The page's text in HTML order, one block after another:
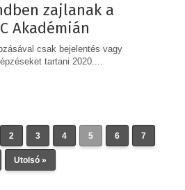
zajlanak a
Akadémián
csak bejelentés vagy
tartani 2020....
2 3 4 5 6 7
Utolsó »